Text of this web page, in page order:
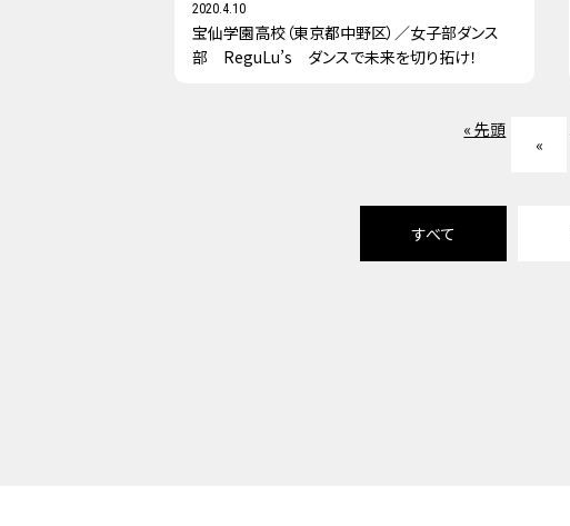
2020.4.10
宝仙学園高校（東京都中野区）／女子部ダンス
部 ReguLu’s ダンスで未来を切り拓け！
« 先頭
«
すべて